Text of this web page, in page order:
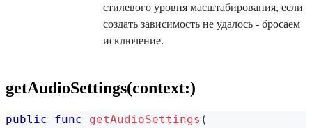
стилевого уровня масштабирования, если
создать зависимость не удалось - бросаем
исключение.
getAudioSettings(context:)
public func getAudioSettings (